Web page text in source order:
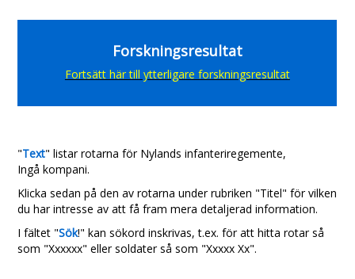
Forskningsresultat
Fortsätt här till ytterligare forskningsresultat
"Text" listar rotarna för Nylands infanteriregemente,
Ingå kompani.
Klicka sedan på den av rotarna under rubriken "Titel" för vilken
du har intresse av att få fram mera detaljerad information.
I fältet "Sök!" kan sökord inskrivas, t.ex. för att hitta rotar så
som "Xxxxxx" eller soldater så som "Xxxxx Xx".